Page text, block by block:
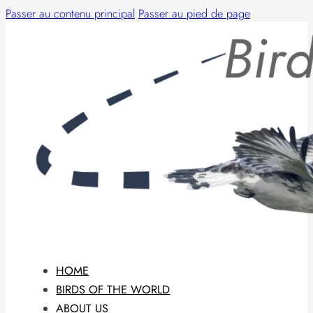
Passer au contenu principal Passer au pied de page
HOME
BIRDS OF THE WORLD
ABOUT US